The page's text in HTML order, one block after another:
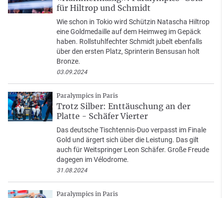
für Hiltrop und Schmidt
Wie schon in Tokio wird Schützin Natascha Hiltrop
eine Goldmedaille auf dem Heimweg im Gepäck
haben. Rollstuhlfechter Schmidt jubelt ebenfalls
über den ersten Platz, Sprinterin Bensusan holt
Bronze.
03.09.2024
Paralympics in Paris
Trotz Silber: Enttäuschung an der
Platte - Schäfer Vierter
Das deutsche Tischtennis-Duo verpasst im Finale
Gold und ärgert sich über die Leistung. Das gilt
auch für Weitspringer Leon Schäfer. Große Freude
dagegen im Vélodrome.
31.08.2024
Paralympics in Paris